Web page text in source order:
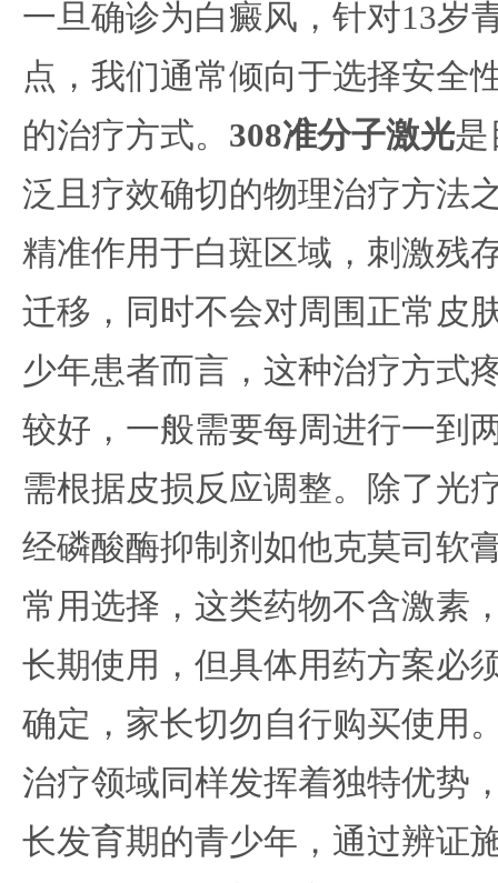
一旦确诊为白癜风，针对13岁
点，我们通常倾向于选择安全
的治疗方式。 308准分子激光是
泛且疗效确切的物理治疗方法
精准作用于白斑区域，刺激残
迁移，同时不会对周围正常皮
少年患者而言，这种治疗方式
较好，一般需要每周进行一到
需根据皮损反应调整。除了光
经磷酸酶抑制剂如他克莫司软
常用选择，这类药物不含激素
长期使用，但具体用药方案必
确定，家长切勿自行购买使用
治疗领域同样发挥着独特优势
长发育期的青少年，通过辨证